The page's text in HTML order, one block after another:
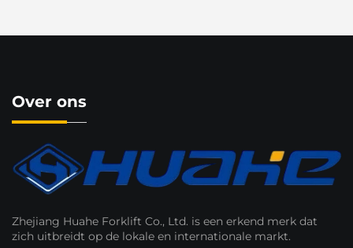
Over ons
Zhejiang Huahe Forklift Co., Ltd. is een erkend merk dat
zich uitbreidt op de lokale en internationale markt.